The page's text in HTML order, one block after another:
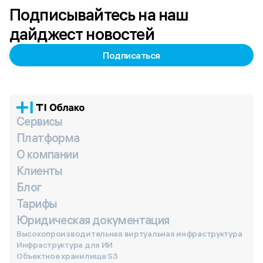
Подписывайтесь на наш
дайджест новостей
Подписаться
Сервисы
Платформа
О компании
Клиенты
Блог
Тарифы
Юридическая документация
Высокопроизводительная виртуальная инфраструктура
Инфраструктура для ИИ
Объектное хранилище S3